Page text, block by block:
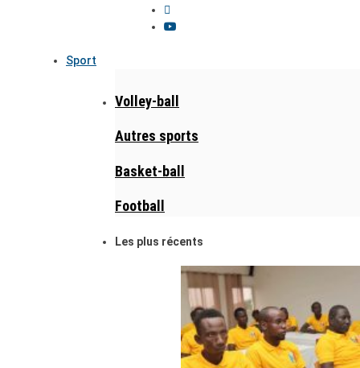
Sport
Volley-ball
Autres sports
Basket-ball
Football
Les plus récents